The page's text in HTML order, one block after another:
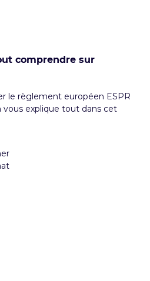
comprendre sur
le règlement européen ESPR
vous explique tout dans cet